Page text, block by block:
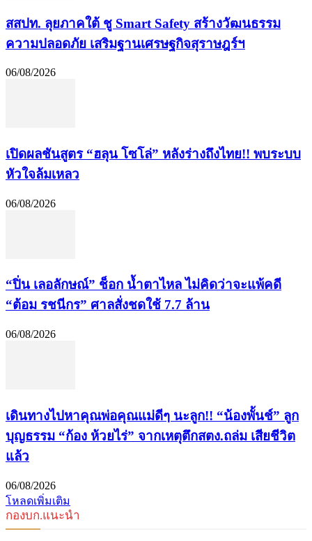
​สสปท. ลุยภาคใต้ ชู Smart Safety สร้างวัฒนธรรม
ความปลอดภัย เสริมฐานเศรษฐกิจสุราษฎร์ฯ
06/08/2026
เปิดผลชันสูตร “ฮลุน โซโล่” หลังร่างถึงไทย!! พบระบบ
หัวใจล้มเหลว
06/08/2026
“ปิ่น เลอลักษณ์” ช็อก น้ำตาไหล ไม่คิดว่าจะแพ้คดี
“ต้อม รชนีกร” ศาลสั่งชดใช้ 7.7 ล้าน
06/08/2026
เดินทางไปหาคุณพ่อคุณแม่ดีๆ นะลูก!! “น้องพั้นช์” ลูก
บุญธรรม “ก้อง ห้วยไร่” จากเหตุตึกสตง.ถล่ม เสียชีวิต
แล้ว
06/08/2026
โหลดเพิ่มเติม
กองบก.แนะนำ